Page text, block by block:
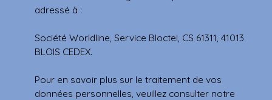
adressé à :
Société Worldline, Service Bloctel, CS 61311, 41013
BLOIS CEDEX.
Pour en savoir plus sur le traitement de vos
données personnelles, veuillez consulter notre